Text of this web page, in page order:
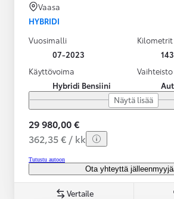
Vaasa
HYBRIDI
Vuosimalli
07-2023
Kilometrit
Käyttövoima
Hybridi Bensiini
Vaihteisto
Näytä lisää
29 980,00 €
362,35 € / kk
Tutustu autoon
Ota yhteyttä
Vertaile